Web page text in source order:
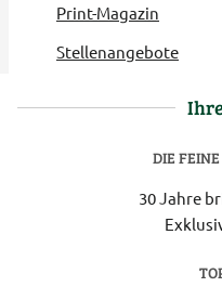
Print-Magazin
Stellenangebote
DIE
30 Jahre